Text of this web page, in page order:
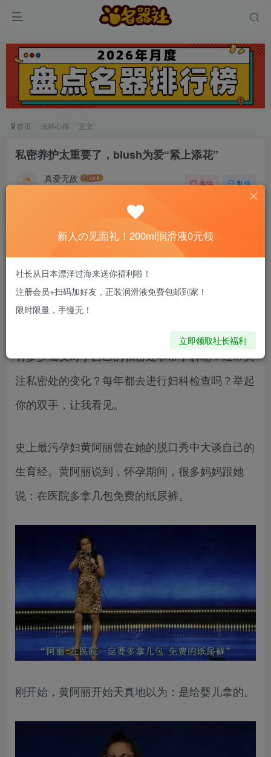
首页 玩杯心得 正文
私密养护太重要了，blush为爱“紧上添花”
真爱无敌 关注 私信
📢 社长提示：新用户注册并加好友，免费领
200ml润滑液哦～
blush面向全国招品牌代理，支持多平台无忧创
业，招商热线：400-8163-520
​有多少仙女对于自己的私密处非常了解呢？经常关
注私密处的变化？每年都去进行妇科检查吗？举起
你的双手，让我看见。
史上最污孕妇黄阿丽曾在她的脱口秀中大谈自己的
生育经。黄阿丽说到，怀孕期间，很多妈妈跟她
说：在医院多拿几包免费的纸尿裤。
刚开始，黄阿丽开始天真地以为：是给婴儿拿的。
新人の见面礼！200ml润滑液0元领
社长从日本漂洋过海来送你福利啦！
注册会员+扫码加好友，正装润滑液免费包邮到家！
限时限量，手慢无！
立即领取社长福利